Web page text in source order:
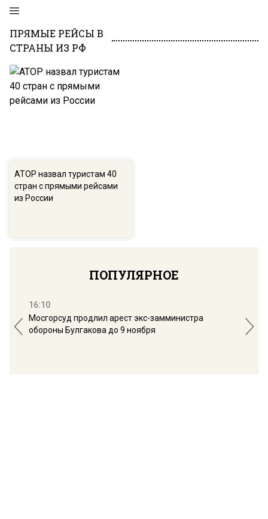
ПРЯМЫЕ РЕЙСЫ В
СТРАНЫ ИЗ РФ
АТОР назвал туристам 40
стран с прямыми рейсами
из России
ПОПУЛЯРНОЕ
16:10
Мосгорсуд продлил арест экс-замминистра
обороны Булгакова до 9 ноября